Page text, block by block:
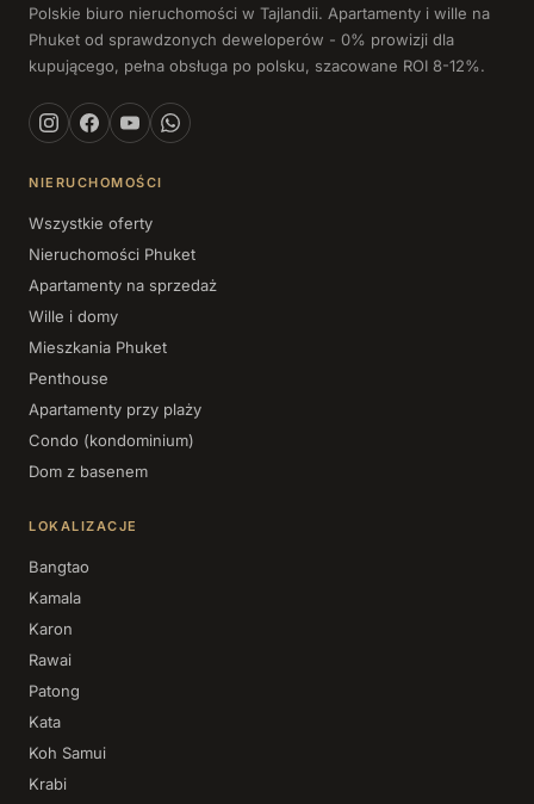
Polskie biuro nieruchomości w Tajlandii. Apartamenty i wille na
Phuket od sprawdzonych deweloperów - 0% prowizji dla
kupującego, pełna obsługa po polsku, szacowane ROI 8-12%.
NIERUCHOMOŚCI
Wszystkie oferty
Nieruchomości Phuket
Apartamenty na sprzedaż
Wille i domy
Mieszkania Phuket
Penthouse
Apartamenty przy plaży
Condo (kondominium)
Dom z basenem
LOKALIZACJE
Bangtao
Kamala
Karon
Rawai
Patong
Kata
Koh Samui
Krabi